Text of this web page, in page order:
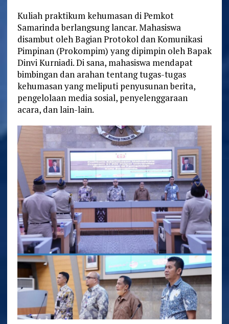
Kuliah praktikum kehumasan di Pemkot
Samarinda berlangsung lancar. Mahasiswa
disambut oleh Bagian Protokol dan Komunikasi
Pimpinan (Prokompim) yang dipimpin oleh Bapak
Dinvi Kurniadi. Di sana, mahasiswa mendapat
bimbingan dan arahan tentang tugas-tugas
kehumasan yang meliputi penyusunan berita,
pengelolaan media sosial, penyelenggaraan
acara, dan lain-lain.